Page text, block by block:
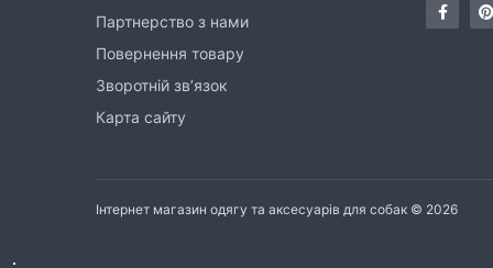
Партнерство з нами
Повернення товару
Зворотній зв’язок
Карта сайту
Інтернет магазин одягу та аксесуарів для собак © 2026